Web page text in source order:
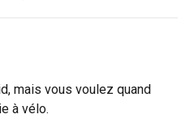
mais vous voulez quand
à vélo.